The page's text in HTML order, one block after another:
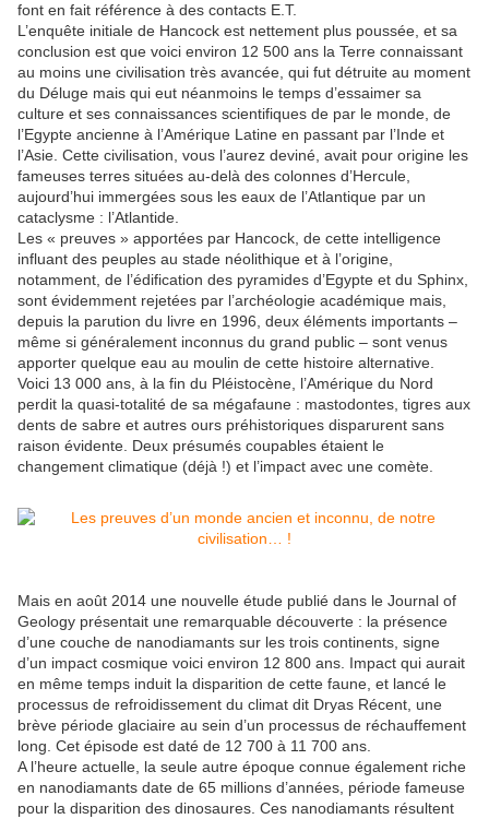
font en fait référence à des contacts E.T.
L’enquête initiale de Hancock est nettement plus poussée, et sa
conclusion est que voici environ 12 500 ans la Terre connaissant
au moins une civilisation très avancée, qui fut détruite au moment
du Déluge mais qui eut néanmoins le temps d’essaimer sa
culture et ses connaissances scientifiques de par le monde, de
l’Egypte ancienne à l’Amérique Latine en passant par l’Inde et
l’Asie. Cette civilisation, vous l’aurez deviné, avait pour origine les
fameuses terres situées au-delà des colonnes d’Hercule,
aujourd’hui immergées sous les eaux de l’Atlantique par un
cataclysme : l’Atlantide.
Les « preuves » apportées par Hancock, de cette intelligence
influant des peuples au stade néolithique et à l’origine,
notamment, de l’édification des pyramides d’Egypte et du Sphinx,
sont évidemment rejetées par l’archéologie académique mais,
depuis la parution du livre en 1996, deux éléments importants –
même si généralement inconnus du grand public – sont venus
apporter quelque eau au moulin de cette histoire alternative.
Voici 13 000 ans, à la fin du Pléistocène, l’Amérique du Nord
perdit la quasi-totalité de sa mégafaune : mastodontes, tigres aux
dents de sabre et autres ours préhistoriques disparurent sans
raison évidente. Deux présumés coupables étaient le
changement climatique (déjà !) et l’impact avec une comète.
Mais en août 2014 une nouvelle étude publié dans le Journal of
Geology présentait une remarquable découverte : la présence
d’une couche de nanodiamants sur les trois continents, signe
d’un impact cosmique voici environ 12 800 ans. Impact qui aurait
en même temps induit la disparition de cette faune, et lancé le
processus de refroidissement du climat dit Dryas Récent, une
brève période glaciaire au sein d’un processus de réchauffement
long. Cet épisode est daté de 12 700 à 11 700 ans.
A l’heure actuelle, la seule autre époque connue également riche
en nanodiamants date de 65 millions d’années, période fameuse
pour la disparition des dinosaures. Ces nanodiamants résultent